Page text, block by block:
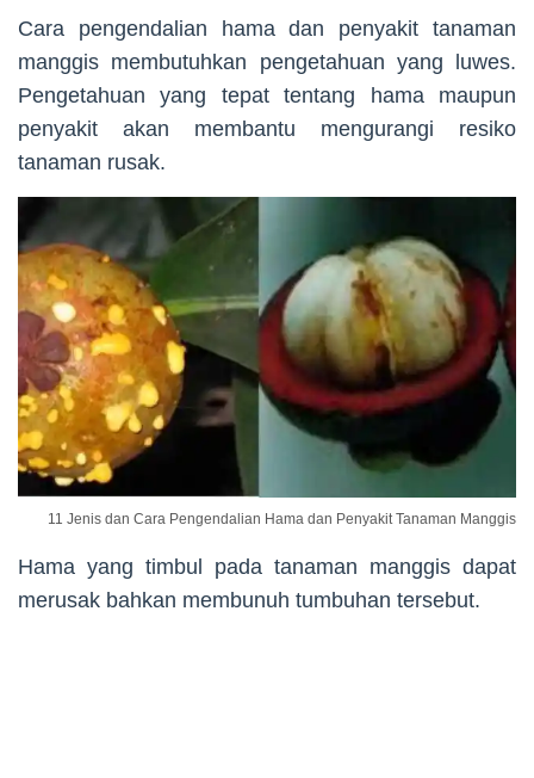
Cara pengendalian hama dan penyakit tanaman
manggis membutuhkan pengetahuan yang luwes.
Pengetahuan yang tepat tentang hama maupun
penyakit akan membantu mengurangi resiko
tanaman rusak.
11 Jenis dan Cara Pengendalian Hama dan Penyakit Tanaman Manggis
Hama yang timbul pada tanaman manggis dapat
merusak bahkan membunuh tumbuhan tersebut.